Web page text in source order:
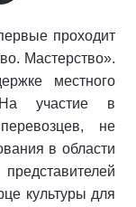
проходит
Мастерство».
местного
участие в
не
в области
культуры для